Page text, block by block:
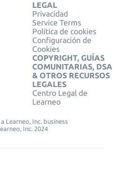
LEGAL
Privacidad
Service Terms
Política de cookies
Configuración de
Cookies
COPYRIGHT, GUÍAS
COMUNITARIAS, DSA
& OTROS RECURSOS
LEGALES
Centro Legal de
Learneo
Learneo, Inc. business
Inc. 2024